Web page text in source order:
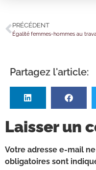
PRÉCÉDENT
Partagez l'article:
Laisser un
Votre adresse e-mail
obligatoires sont